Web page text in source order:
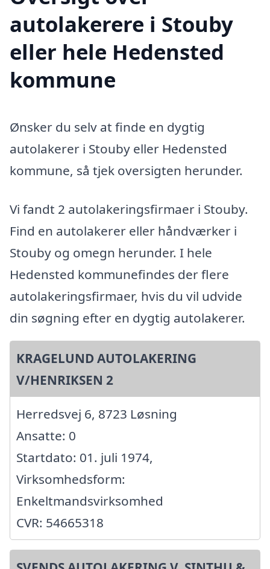
autolakerere i Stouby
eller hele Hedensted
kommune
Ønsker du selv at finde en dygtig
autolakerer i Stouby eller Hedensted
kommune, så tjek oversigten herunder.
Vi fandt 2 autolakeringsfirmaer i Stouby.
Find en autolakerer eller håndværker i
Stouby og omegn herunder. I hele
Hedensted kommunefindes der flere
autolakeringsfirmaer, hvis du vil udvide
din søgning efter en dygtig autolakerer.
KRAGELUND AUTOLAKERING
V/HENRIKSEN 2
Herredsvej 6, 8723 Løsning
Ansatte: 0
Startdato: 01. juli 1974,
Virksomhedsform:
Enkeltmandsvirksomhed
CVR: 54665318